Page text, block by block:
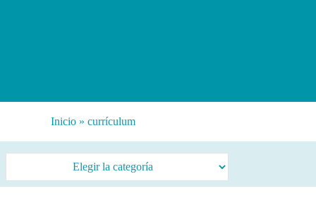
Inicio » currículum